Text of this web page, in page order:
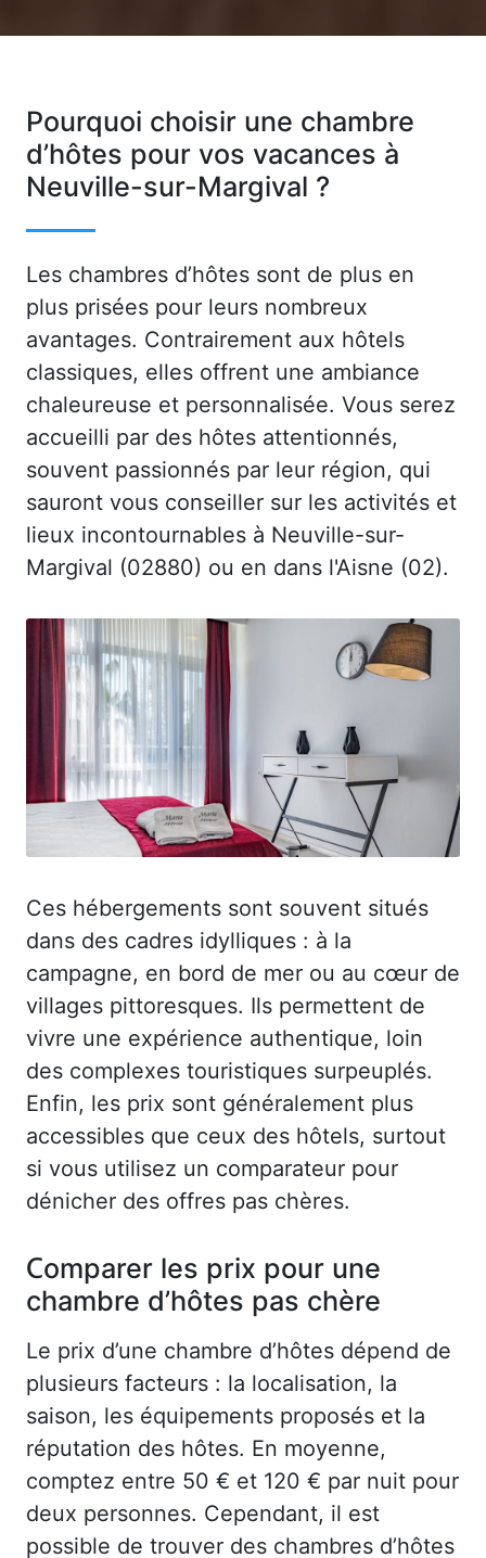
Pourquoi choisir une chambre
d’hôtes pour vos vacances à
Neuville-sur-Margival ?
Les chambres d’hôtes sont de plus en
plus prisées pour leurs nombreux
avantages. Contrairement aux hôtels
classiques, elles offrent une ambiance
chaleureuse et personnalisée. Vous serez
accueilli par des hôtes attentionnés,
souvent passionnés par leur région, qui
sauront vous conseiller sur les activités et
lieux incontournables à Neuville-sur-
Margival (02880) ou en dans l'Aisne (02).
Ces hébergements sont souvent situés
dans des cadres idylliques : à la
campagne, en bord de mer ou au cœur de
villages pittoresques. Ils permettent de
vivre une expérience authentique, loin
des complexes touristiques surpeuplés.
Enfin, les prix sont généralement plus
accessibles que ceux des hôtels, surtout
si vous utilisez un comparateur pour
dénicher des offres pas chères.
Comparer les prix pour une
chambre d’hôtes pas chère
Le prix d’une chambre d’hôtes dépend de
plusieurs facteurs : la localisation, la
saison, les équipements proposés et la
réputation des hôtes. En moyenne,
comptez entre 50 € et 120 € par nuit pour
deux personnes. Cependant, il est
possible de trouver des chambres d’hôtes